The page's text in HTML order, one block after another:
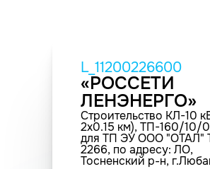
L_11200226600
«РОССЕТИ
ЛЕНЭНЕРГО»
Строительство КЛ-10
2х0.15 км), ТП-160/10/
для ТП ЭУ ООО "ОТАЛ"
2266, по адресу: ЛО,
Тосненский р-н,